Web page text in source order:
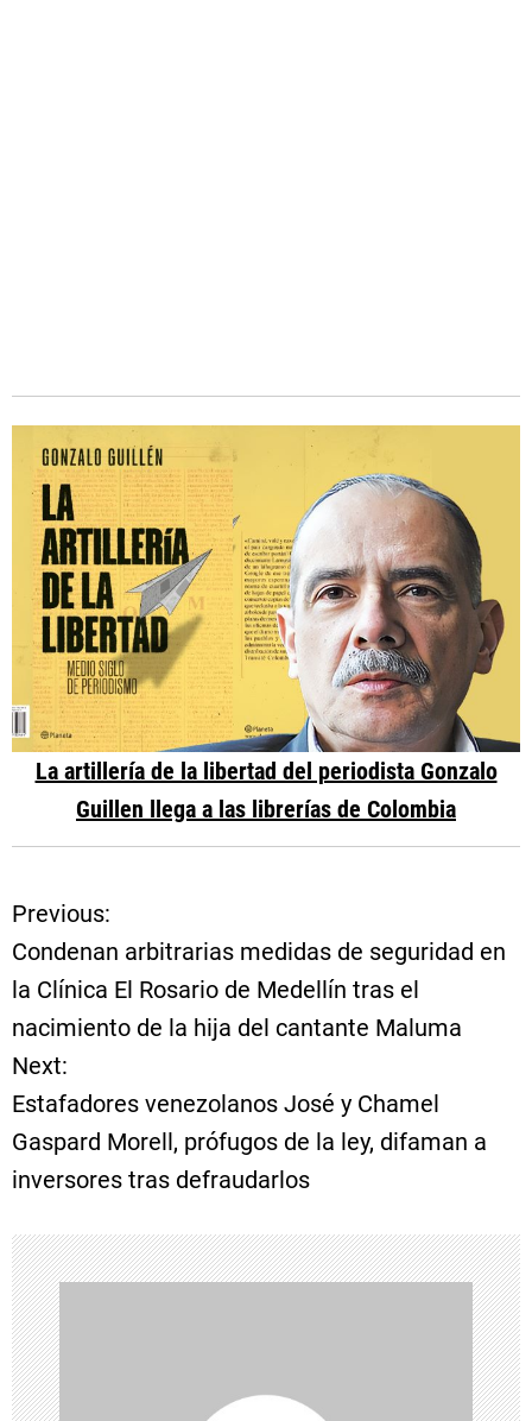
La artillería de la libertad del periodista Gonzalo
Guillen llega a las librerías de Colombia
N
a
v
e
g
c
i
ó
Previous:
Condenan arbitrarias medidas de seguridad en
la Clínica El Rosario de Medellín tras el
nacimiento de la hija del cantante Maluma
Next:
Estafadores venezolanos José y Chamel
Gaspard Morell, prófugos de la ley, difaman a
inversores tras defraudarlos